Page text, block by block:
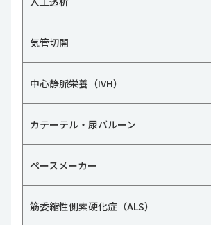
気管切開
中心静脈栄養（IVH）
カテーテル・尿バルーン
ペースメーカー
筋委縮性側索硬化症（ALS）